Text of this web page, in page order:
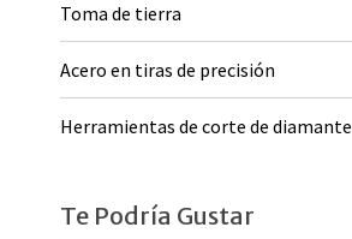
Toma de tierra
Acero en tiras de precisión
Herramientas de corte de diamante
Te Podría Gustar